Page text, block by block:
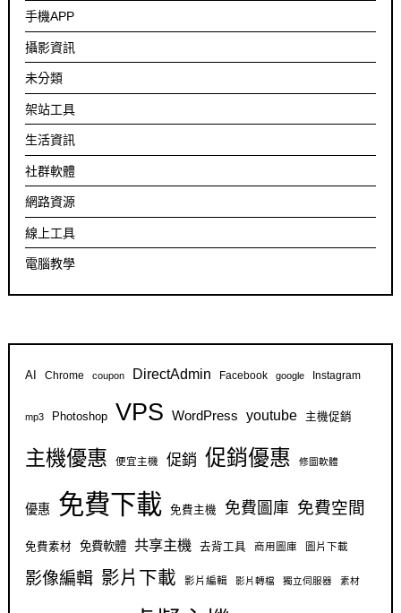
手機APP
攝影資訊
未分類
架站工具
生活資訊
社群軟體
網路資源
線上工具
電腦教學
AI Chrome coupon DirectAdmin Facebook google Instagram
mp3 Photoshop VPS WordPress youtube 主機促銷
主機優惠 便宜主機 促銷 促銷優惠 修圖軟體
優惠 免費下載 免費主機 免費圖庫 免費空間
免費素材 免費軟體 共享主機 去背工具 商用圖庫 圖片下載
影像編輯 影片下載 影片編輯 影片轉檔 獨立伺服器 素材